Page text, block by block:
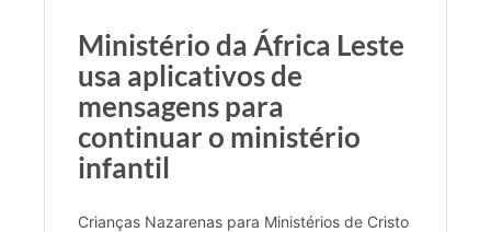
Ministério da África Leste
usa aplicativos de
mensagens para
continuar o ministério
infantil
Crianças Nazarenas para Ministérios de Cristo